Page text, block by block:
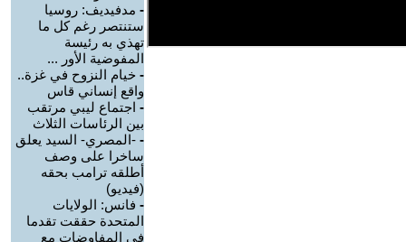
- مدفيديف: روسيا
ستنتصر رغم كل ما
تهذي به رئيسة
المفوضية الأور ...
- خيام النزوح في غزة..
واقع إنساني قاس
- اجتماع ليبي مرتقب
بين الرئاسات الثلاث
- -المصري- السيد يعلق
ساخرا على وصف
أطلقه ترامب بحقه
(فيديو)
- فانس: الولايات
المتحدة حققت تقدما
في المفاوضات مع